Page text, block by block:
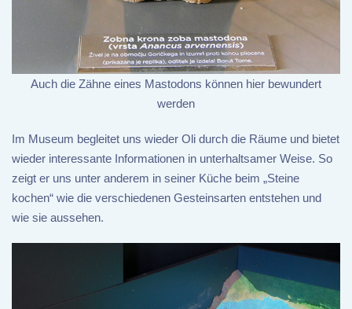
Auch die Zähne eines Mastodons können hier bewundert
werden
Im Museum begleitet uns wieder Oli durch die Räume und bietet
wieder interessante Informationen in unterhaltsamer Weise. So
zeigt er uns unter anderem in seiner Küche beim „Steine
kochen“ wie die verschiedenen Gesteinsarten entstehen und
wie sie aussehen.